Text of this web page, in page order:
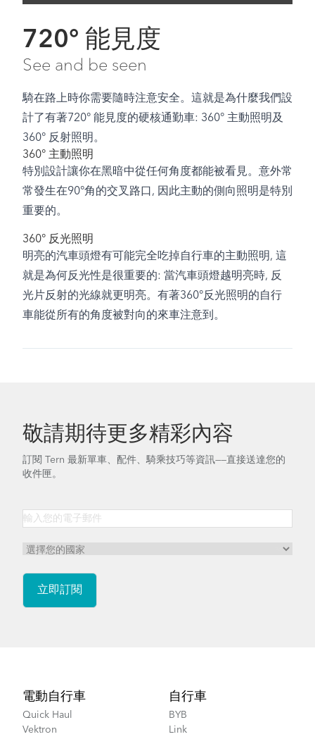
720° 能見度
See and be seen
騎在路上時你需要隨時注意安全。這就是為什麼我們設
計了有著720° 能見度的硬核通勤車: 360° 主動照明及
360° 反射照明。
360° 主動照明
特別設計讓你在黑暗中從任何角度都能被看見。意外常
常發生在90°角的交叉路口, 因此主動的側向照明是特別
重要的。
360° 反光照明
明亮的汽車頭燈有可能完全吃掉自行車的主動照明, 這
就是為何反光性是很重要的: 當汽車頭燈越明亮時, 反
光片反射的光線就更明亮。有著360°反光照明的自行
車能從所有的角度被對向的來車注意到。
敬請期待更多精彩內容
訂閱 Tern 最新單車、配件、騎乘技巧等資訊——直接送達您的
收件匣。
電動自行車
Quick Haul
Vektron
自行車
BYB
Link